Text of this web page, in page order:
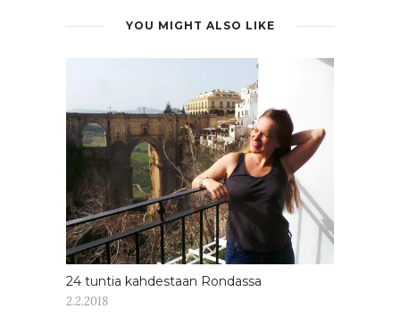
YOU MIGHT ALSO LIKE
24 tuntia kahdestaan Rondassa
2.2.2018